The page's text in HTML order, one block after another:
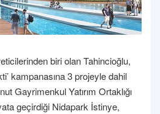
biri olan Tahincioğlu,
kampanasına 3 projeyle dahil
Gayrimenkul Yatırım Ortaklığı
geçirdiği Nidapark İstinye,